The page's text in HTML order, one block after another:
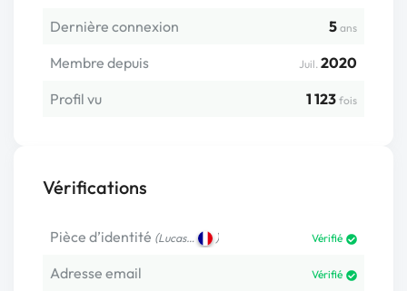
Dernière connexion 5 ans
Membre depuis Juil. 2020
Profil vu
1 123 fois
Vérifications
Pièce d’identité (Lucas… ) Vérifié
Adresse email Vérifié